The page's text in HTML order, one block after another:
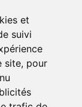
et
suivi
site, pour